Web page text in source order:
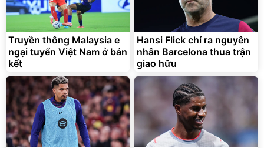
Truyền thông Malaysia e
ngại tuyển Việt Nam ở bán
kết
Hansi Flick chỉ ra nguyên
nhân Barcelona thua trận
giao hữu